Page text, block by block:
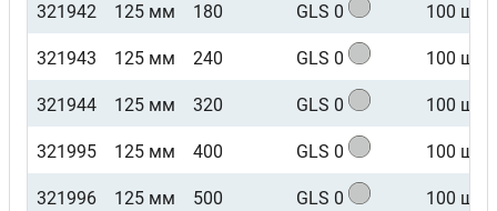
321942 125 мм 180 GLS 0 100 шт
321943 125 мм 240 GLS 0 100 шт
321944 125 мм 320 GLS 0 100 шт
321995 125 мм 400 GLS 0 100 шт
321996 125 мм 500 GLS 0 100 шт